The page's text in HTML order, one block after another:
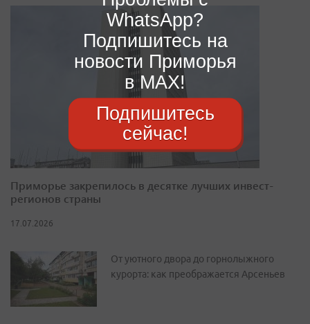
Приморье закрепилось в десятке лучших инвест-
регионов страны
17.07.2026
От уютного двора до горнолыжного
курорта: как преображается Арсеньев
WhatsApp?
Подпишитесь на
новости Приморья
в MAX!
Подпишитесь
сейчас!